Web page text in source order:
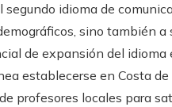
idioma de
sino también
de expansión del
establecerse en Costa
profesores locales para